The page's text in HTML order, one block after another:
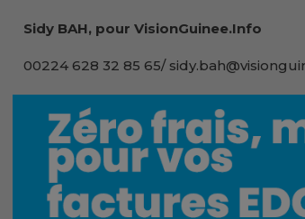
Sidy BAH, pour VisionGuinee.Info
00224 628 32 85 65/